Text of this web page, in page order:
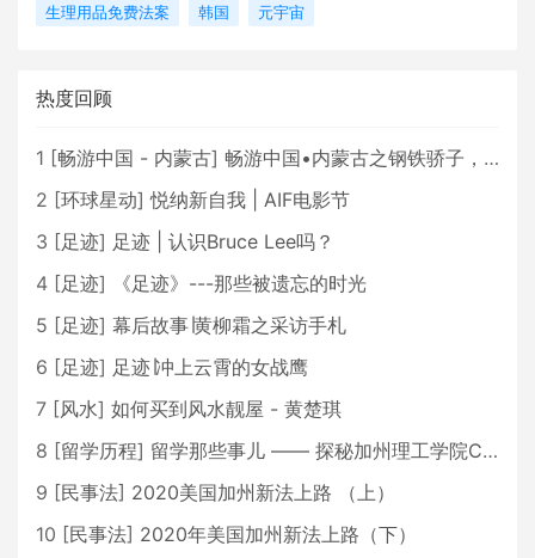
生理用品免费法案
韩国 元宇宙
热度回顾
1 [畅游中国 - 内蒙古] 畅游中国•内蒙古之钢铁骄子，魅力包头
2 [环球星动] 悦纳新自我 | AIF电影节
3 [足迹] 足迹 | 认识Bruce Lee吗？
4 [足迹]
《足迹》---那些被遗忘的时光
5 [足迹] 幕后故事∣黄柳霜之采访手札
6 [足迹] 足迹∣冲上云霄的女战鹰
7 [风水] 如何买到风水靓屋 - 黄楚琪
8 [留学历程] 留学那些事儿 —— 探秘加州理工学院Caltech博士生活 [上集]
9 [民事法] 2020美国加州新法上路 （上）
10 [民事法] 2020年美国加州新法上路（下）